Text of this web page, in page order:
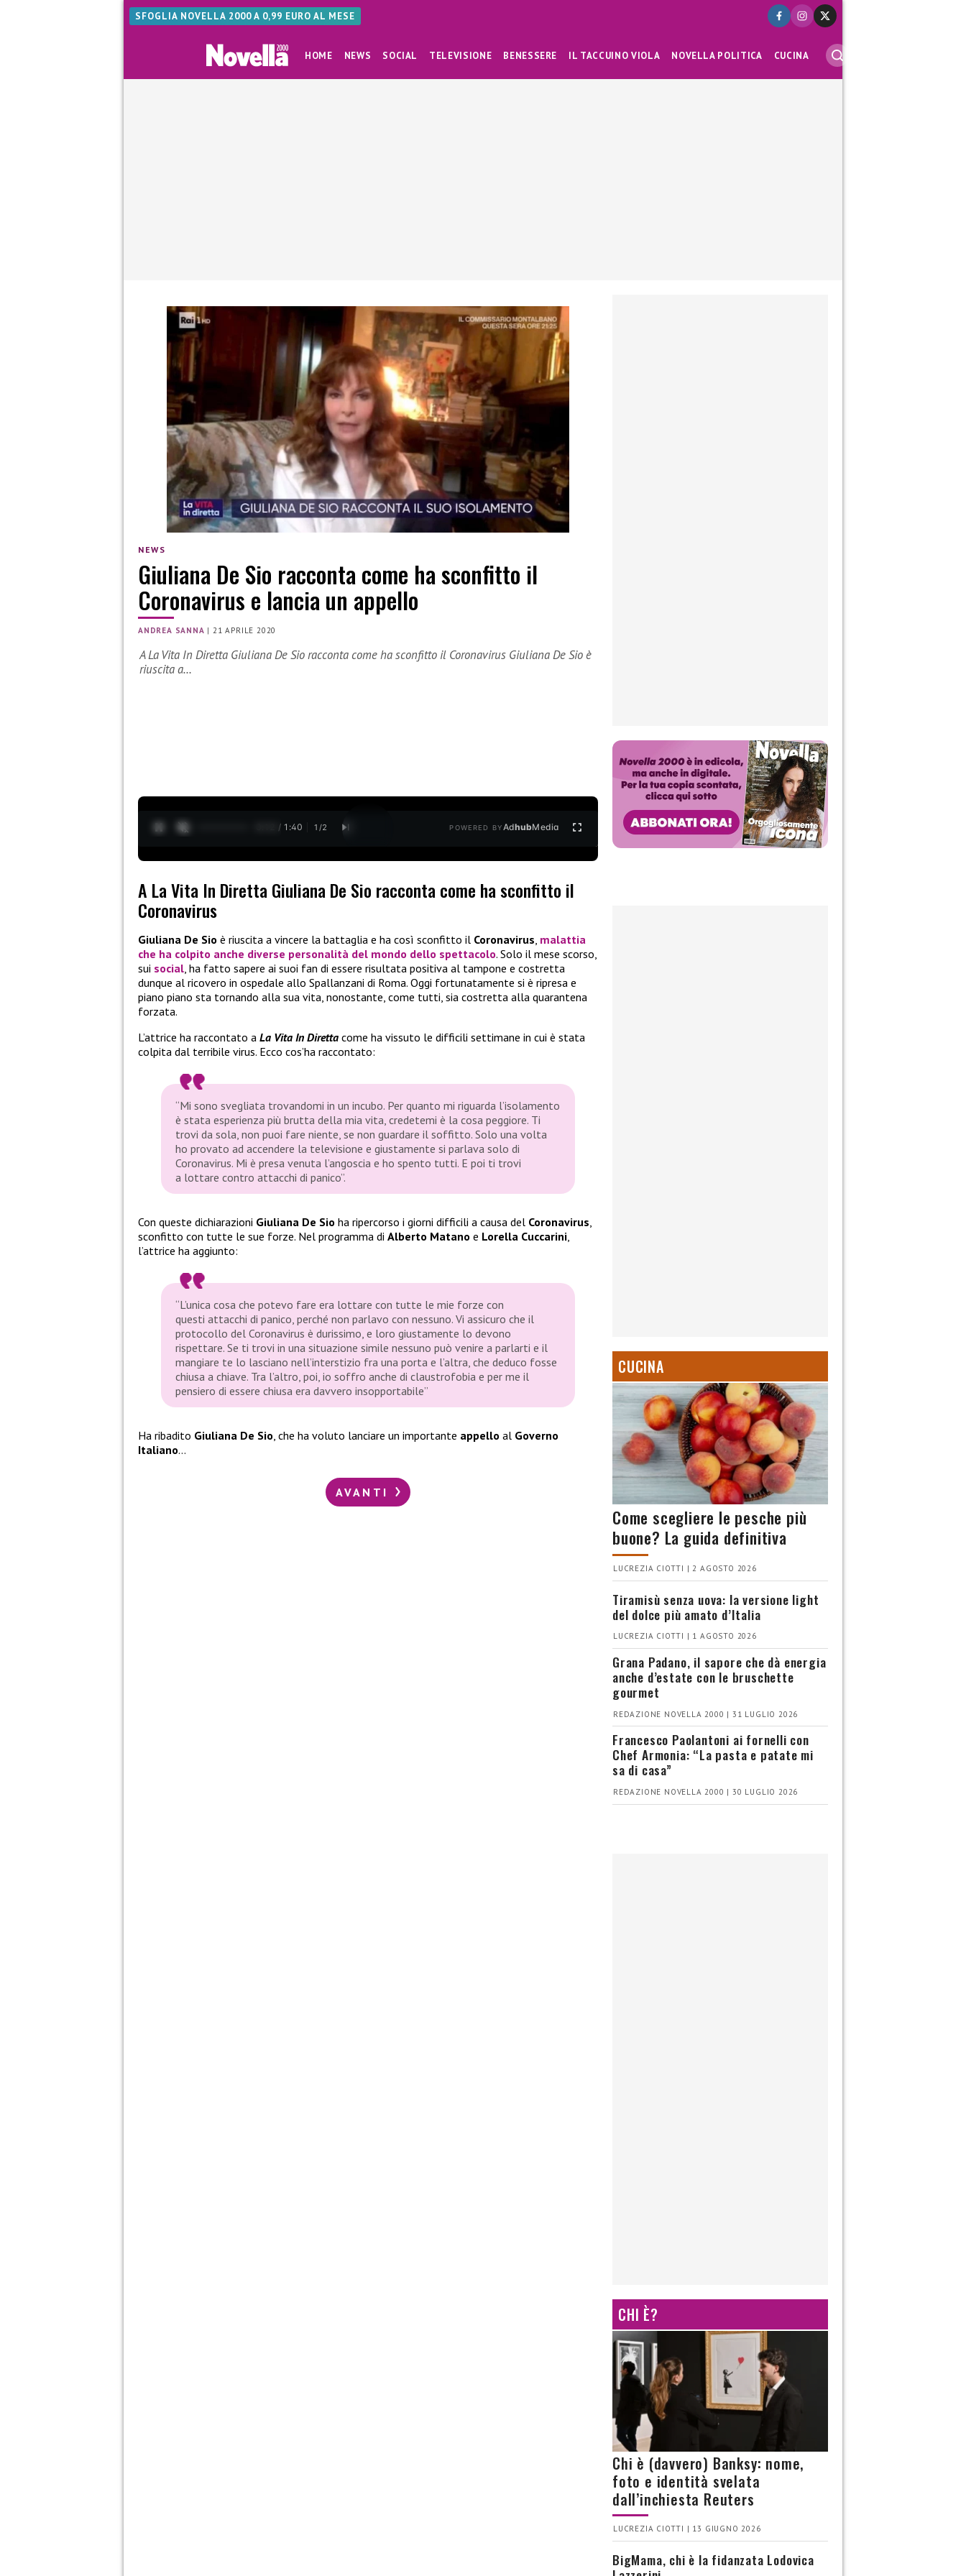
SFOGLIA NOVELLA 2000 A 0,99 EURO AL MESE
HOME NEWS SOCIAL TELEVISIONE BENESSERE IL TACCUINO VIOLA NOVELLA POLITICA CUCINA
NEWS
Giuliana De Sio racconta come ha sconfitto il
Coronavirus e lancia un appello
ANDREA SANNA |21 APRILE 2020
A La Vita In Diretta Giuliana De Sio racconta come ha sconfitto il Coronavirus Giuliana De Sio è
riuscita a…
0:13 / 1:40 1 /2 POWERED BYAdhubMedia
A La Vita In Diretta Giuliana De Sio racconta come ha sconfitto il
Coronavirus
Giuliana De Sio è riuscita a vincere la battaglia e ha così sconfitto il Coronavirus, malattia
che ha colpito anche diverse personalità del mondo dello spettacolo. Solo il mese scorso,
sui social, ha fatto sapere ai suoi fan di essere risultata positiva al tampone e costretta
dunque al ricovero in ospedale allo Spallanzani di Roma. Oggi fortunatamente si è ripresa e
piano piano sta tornando alla sua vita, nonostante, come tutti, sia costretta alla quarantena
forzata.
L’attrice ha raccontato a La Vita In Diretta come ha vissuto le difficili settimane in cui è stata
colpita dal terribile virus. Ecco cos’ha raccontato:
“Mi sono svegliata trovandomi in un incubo. Per quanto mi riguarda l’isolamento
è stata esperienza più brutta della mia vita, credetemi è la cosa peggiore. Ti
trovi da sola, non puoi fare niente, se non guardare il soffitto. Solo una volta
ho provato ad accendere la televisione e giustamente si parlava solo di
Coronavirus. Mi è presa venuta l’angoscia e ho spento tutti. E poi ti trovi
a lottare contro attacchi di panico”.
Con queste dichiarazioni Giuliana De Sio ha ripercorso i giorni difficili a causa del Coronavirus,
sconfitto con tutte le sue forze. Nel programma di Alberto Matano e Lorella Cuccarini,
l’attrice ha aggiunto:
“L’unica cosa che potevo fare era lottare con tutte le mie forze con
questi attacchi di panico, perché non parlavo con nessuno. Vi assicuro che il
protocollo del Coronavirus è durissimo, e loro giustamente lo devono
rispettare. Se ti trovi in una situazione simile nessuno può venire a parlarti e il
mangiare te lo lasciano nell’interstizio fra una porta e l’altra, che deduco fosse
chiusa a chiave. Tra l’altro, poi, io soffro anche di claustrofobia e per me il
pensiero di essere chiusa era davvero insopportabile”
Ha ribadito Giuliana De Sio, che ha voluto lanciare un importante appello al Governo
Italiano…
AVANTI
CUCINA
Come scegliere le pesche più
buone? La guida definitiva
LUCREZIA CIOTTI | 2 AGOSTO 2026
Tiramisù senza uova: la versione light
del dolce più amato d’Italia
LUCREZIA CIOTTI | 1 AGOSTO 2026
Grana Padano, il sapore che dà energia
anche d’estate con le bruschette
gourmet
REDAZIONE NOVELLA 2000 | 31 LUGLIO 2026
Francesco Paolantoni ai fornelli con
Chef Armonia: “La pasta e patate mi
sa di casa”
REDAZIONE NOVELLA 2000 | 30 LUGLIO 2026
CHI È?
Chi è (davvero) Banksy: nome,
foto e identità svelata
dall’inchiesta Reuters
LUCREZIA CIOTTI | 13 GIUGNO 2026
BigMama, chi è la fidanzata Lodovica